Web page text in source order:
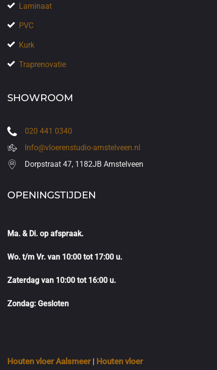
Laminaat
PVC
Kurk
Traprenovatie
SHOWROOM
020 441 0340
Info@vloerenstudio-amstelveen.nl
Dorpstraat 47, 1182JB Amstelveen
OPENINGSTIJDEN
Ma. & Di. op afspraak.
Wo. t/m Vr. van 10:00 tot 17:00 u.
Zaterdag van 10:00 tot 16:00 u.
Zondag: Gesloten
Houten vloer Aalsmeer| Houten vloer